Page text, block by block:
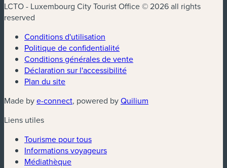
LCTO - Luxembourg City Tourist Office © 2026 all rights
reserved
Conditions d'utilisation
Politique de confidentialité
Conditions générales de vente
Déclaration sur l'accessibilité
Plan du site
Made bye-connect(nouvelle fenêtre)
, powered byQuilium
Liens utiles
Tourisme pour tous
Informations voyageurs
Médiathèque